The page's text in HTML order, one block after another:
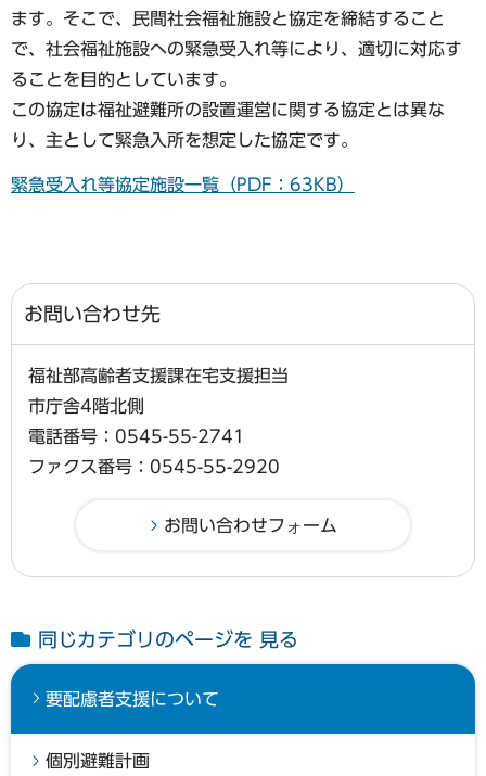
ます。そこで、民間社会福祉施設と協定を締結すること
で、社会福祉施設への緊急受入れ等により、適切に対応す
ることを目的としています。
この協定は福祉避難所の設置運営に関する協定とは異な
り、主として緊急入所を想定した協定です。
緊急受入れ等協定施設一覧（PDF：63KB）
お問い合わせ先
福祉部高齢者支援課在宅支援担当
市庁舎4階北側
電話番号：0545-55-2741
ファクス番号：0545-55-2920
同じカテゴリのページを 見る
要配慮者支援について
個別避難計画